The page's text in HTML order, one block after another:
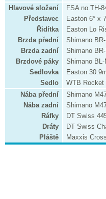
Hlavové složení
FSA no.TH-
Představec
Easton 6° x
Řidítka
Easton Lo
Brzda přední
Shimano
Brzda zadní
Shimano
Brzdové páky
Shimano BL-
Sedlovka
Easton
Sedlo
WTB Rocket
Nába přední
Shimano
Nába zadní
Shimano
Ráfky
DT Swiss
Dráty
DT Swiss
Pláště
Maxxis